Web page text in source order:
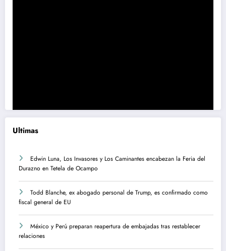
Ultimas
Edwin Luna, Los Invasores y Los Caminantes encabezan la Feria del
Durazno en Tetela de Ocampo
Todd Blanche, ex abogado personal de Trump, es confirmado como
fiscal general de EU
México y Perú preparan reapertura de embajadas tras restablecer
relaciones